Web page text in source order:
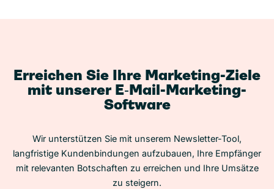
Erreichen Sie Ihre Marketing-Ziele
mit unserer E‑Mail-Marketing-
Software
Wir unterstützen Sie mit unserem Newsletter-Tool,
langfristige Kundenbindungen aufzubauen, Ihre Empfänger
mit relevanten Botschaften zu erreichen und Ihre Umsätze
zu steigern.